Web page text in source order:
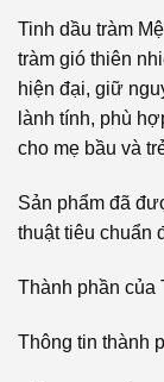
Tinh dầu tràm
tràm gió thiên
hiện đại, giữ
lành tính, phù
cho mẹ bầu và
Sản phẩm đã
thuật tiêu chuẩn
Thành phần của
Thông tin thành